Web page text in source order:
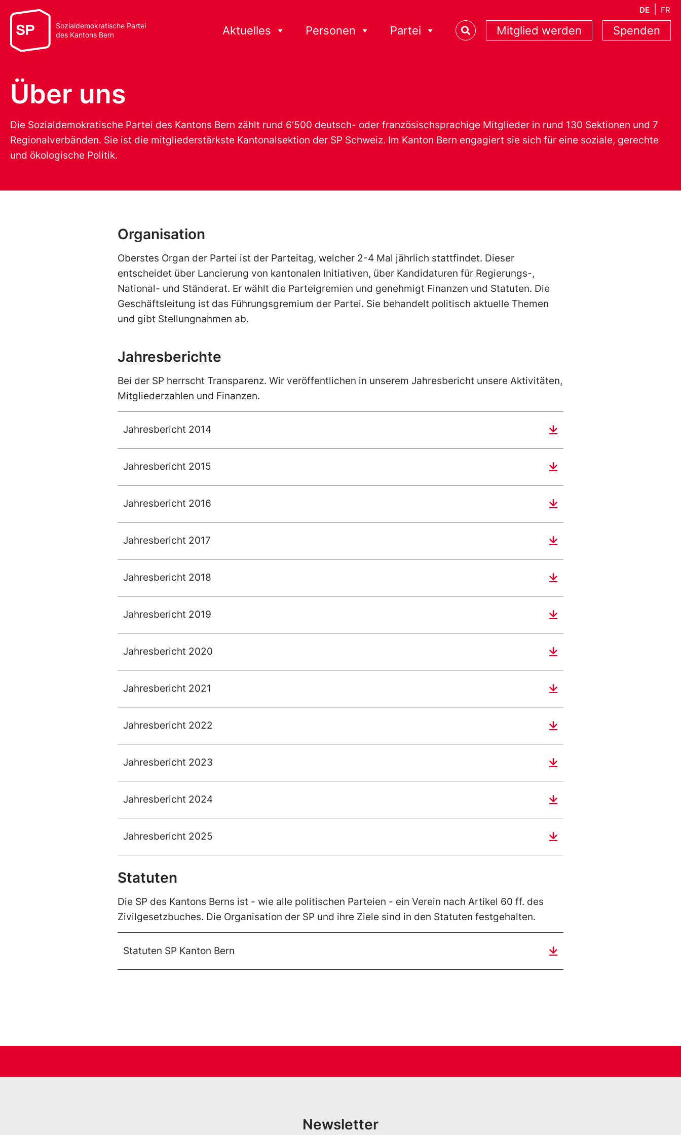
DE FR
Sozialdemokratische Partei
des Kantons Bern
Aktuelles Personen Partei Mitglied werden Spenden
Über uns
Die Sozialdemokratische Partei des Kantons Bern zählt rund 6’500 deutsch- oder französischsprachige Mitglieder in rund 130 Sektionen und 7
Regionalverbänden. Sie ist die mitgliederstärkste Kantonalsektion der SP Schweiz. Im Kanton Bern engagiert sie sich für eine soziale, gerechte
und ökologische Politik.
Organisation
Oberstes Organ der Partei ist der Parteitag, welcher 2-4 Mal jährlich stattfindet. Dieser
entscheidet über Lancierung von kantonalen Initiativen, über Kandidaturen für Regierungs-,
National- und Ständerat. Er wählt die Parteigremien und genehmigt Finanzen und Statuten. Die
Geschäftsleitung ist das Führungsgremium der Partei. Sie behandelt politisch aktuelle Themen
und gibt Stellungnahmen ab.
Jahresberichte
Bei der SP herrscht Transparenz. Wir veröffentlichen in unserem Jahresbericht unsere Aktivitäten,
Mitgliederzahlen und Finanzen.
Jahresbericht 2014
Jahresbericht 2015
Jahresbericht 2016
Jahresbericht 2017
Jahresbericht 2018
Jahresbericht 2019
Jahresbericht 2020
Jahresbericht 2021
Jahresbericht 2022
Jahresbericht 2023
Jahresbericht 2024
Jahresbericht 2025
Statuten
Die SP des Kantons Berns ist - wie alle politischen Parteien - ein Verein nach Artikel 60 ff. des
Zivilgesetzbuches. Die Organisation der SP und ihre Ziele sind in den Statuten festgehalten.
Statuten SP Kanton Bern
Newsletter